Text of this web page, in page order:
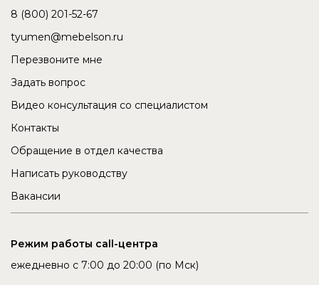
8 (800) 201-52-67
tyumen@mebelson.ru
Перезвоните мне
Задать вопрос
Видео консультация со специалистом
Контакты
Обращение в отдел качества
Написать руководству
Вакансии
Режим работы call-центра
ежедневно с 7:00 до 20:00 (по Мск)